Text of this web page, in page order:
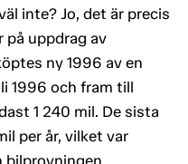
inte? Jo, det är precis
på uppdrag av
ny 1996 av en
1996 och fram till
1 240 mil. De sista
per år, vilket var